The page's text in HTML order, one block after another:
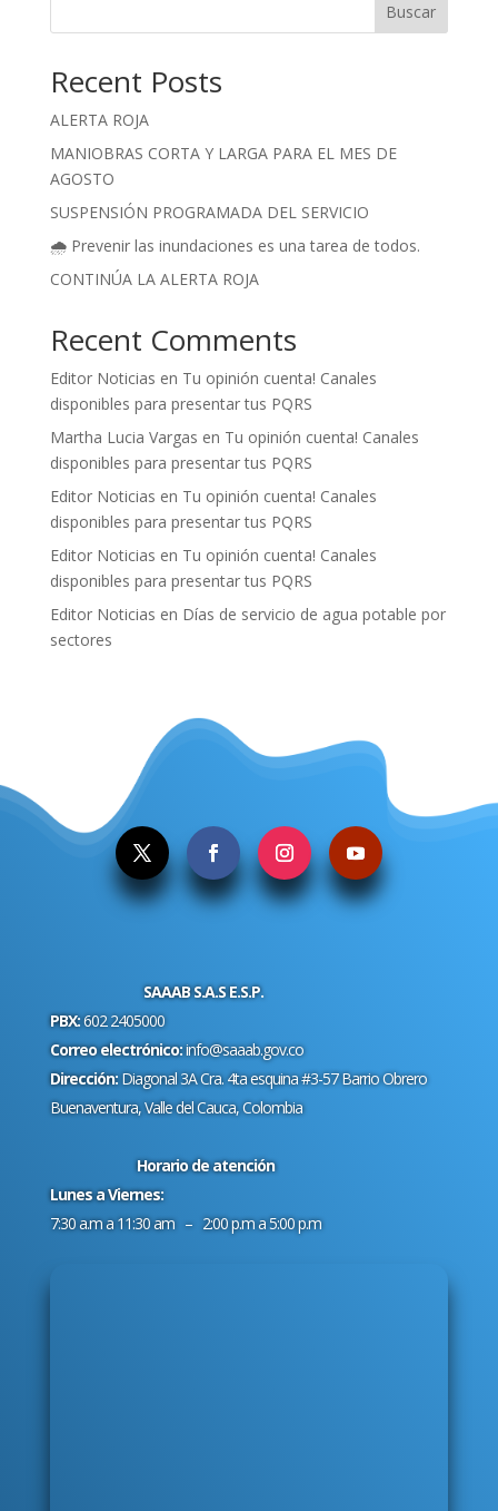
Buscar
Recent Posts
ALERTA ROJA
MANIOBRAS CORTA Y LARGA PARA EL MES DE
AGOSTO
SUSPENSIÓN PROGRAMADA DEL SERVICIO
🌧️ Prevenir las inundaciones es una tarea de todos.
CONTINÚA LA ALERTA ROJA
Recent Comments
Editor Noticias en Tu opinión cuenta! Canales
disponibles para presentar tus PQRS
Martha Lucia Vargas en Tu opinión cuenta! Canales
disponibles para presentar tus PQRS
Editor Noticias en Tu opinión cuenta! Canales
disponibles para presentar tus PQRS
Editor Noticias en Tu opinión cuenta! Canales
disponibles para presentar tus PQRS
Editor Noticias en Días de servicio de agua potable por
sectores
SAAAB S.A.S E.S.P.
PBX:602 2405000
Correo electrónico:info@saaab.gov.co
Dirección:Diagonal 3A Cra. 4ta esquina #3-57 Barrio Obrero
Buenaventura, Valle del Cauca, Colombia
Horario de atención
Lunes a Viernes:
7:30 a.m a 11:30 am – 2:00 p.m a 5:00 p.m